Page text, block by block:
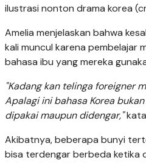
ilustrasi nonton drama korea
Amelia menjelaskan bahwa
kali muncul karena pembelajar
bahasa ibu yang mereka
"Kadang kan telinga foreigner
Apalagi ini bahasa Korea
dipakai maupun didengar,"
Akibatnya, beberapa bunyi
bisa terdengar berbeda ketika